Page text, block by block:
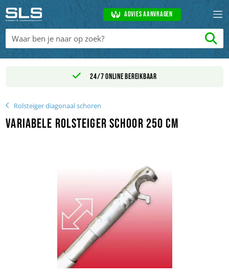
Advies aanvragen
24/7 online bereikbaar
Rolsteiger diagonaal schoren
Variabele rolsteiger schoor 250 cm